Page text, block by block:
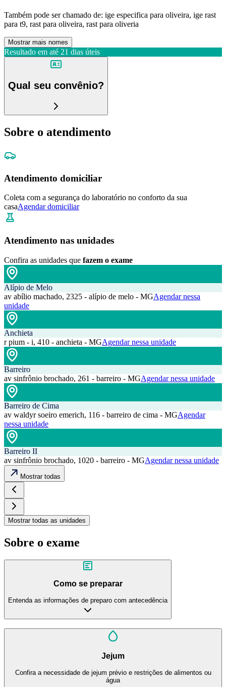
Também pode ser chamado de: ige especifica para oliveira, ige rast
para t9, rast para oliveira, rast para oliveria
Mostrar mais nomes
Resultado em até 21 dias úteis
Qual seu convênio?
Sobre o atendimento
Atendimento domiciliar
Coleta com a segurança do laboratório no conforto da sua
casaAgendar domiciliar
Atendimento nas unidades
Confira as unidades que fazem o exame
Alípio de Melo
av abílio machado, 2325 - alípio de melo - MGAgendar nessa
unidade
Anchieta
r pium - i, 410 - anchieta - MGAgendar nessa unidade
Barreiro
av sinfrônio brochado, 261 - barreiro - MGAgendar nessa unidade
Barreiro de Cima
av waldyr soeiro emerich, 116 - barreiro de cima - MGAgendar
nessa unidade
Barreiro II
av sinfrônio brochado, 1020 - barreiro - MGAgendar nessa unidade
Mostrar todas
Mostrar todas as unidades
Sobre o exame
Como se preparar
Entenda as informações de preparo com antecedência
Jejum
Confira a necessidade de jejum prévio e restrições de alimentos ou
água